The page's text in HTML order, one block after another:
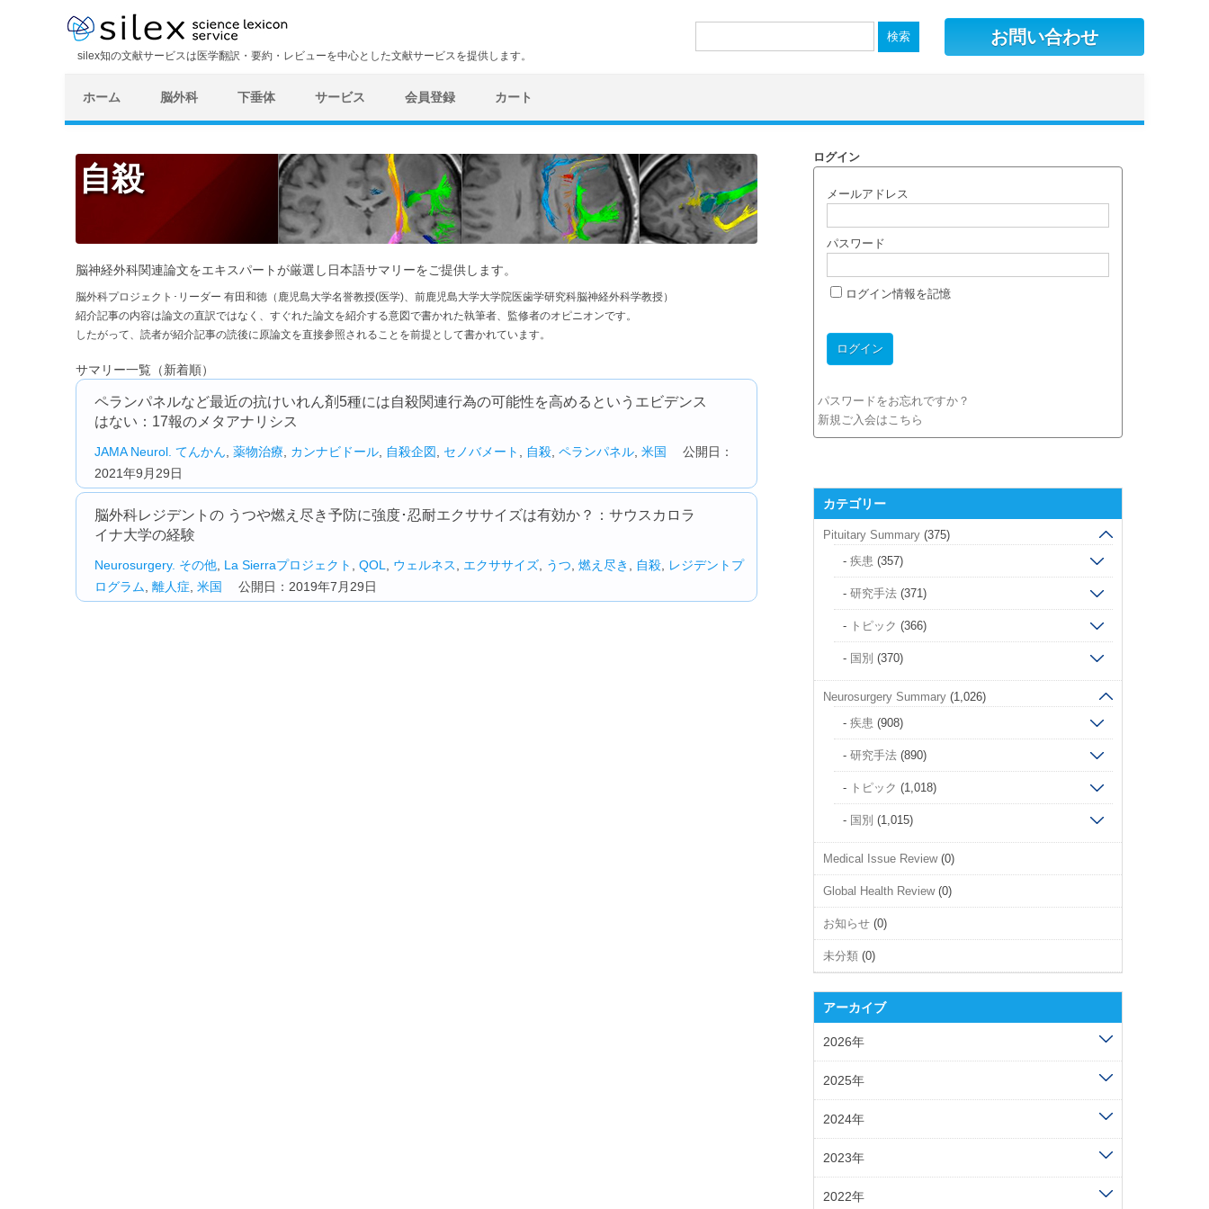
silex知の文献サービスは医学翻訳・要約・レビューを中心とした文献サービスを提供します。
検
お問い合わせ
ホーム 脳外科 下垂体 サービス 会員登録 カート
自殺
脳神経外科関連論文をエキスパートが厳選し日本語サマリーをご提供します。
脳外科プロジェクト･リーダー 有田和徳（鹿児島大学名誉教授(医学)、前鹿児島大学大学院医歯学研究科脳神経外科学教授）
紹介記事の内容は論文の直訳ではなく、すぐれた論文を紹介する意図で書かれた執筆者、監修者のオピニオンです。
したがって、読者が紹介記事の読後に原論文を直接参照されることを前提として書かれています。
サマリー一覧（新着順）
ペランパネルなど最近の抗けいれん剤5種には自殺関連行為の可能性を高めるというエビデンス
はない：17報のメタアナリシス
JAMA Neurol. てんかん 薬物治療 カンナビドール 自殺企図 セノバメート 自殺 ペランパネル 米国
公開日：
2021年9月29日
脳外科レジデントの うつや燃え尽き予防に強度･忍耐エクササイズは有効か？：サウスカロラ
イナ大学の経験
Neurosurgery. その他 La Sierraプロジェクト QOL ウェルネス エクササイズ うつ 燃え尽き 自殺
レジデントプ
ログラム 離人症 米国 公開日：2019年7月29日
ログイン
メールアドレス
パスワード
ログイン情報を記憶
パスワードをお忘れですか？
新規ご入会はこちら
カテゴリー
Pituitary Summary(375)
疾患 (357)
研究手法(371)
トピック (366)
国別 (370)
Neurosurgery Summary(1,026)
疾患 (908)
研究手法(890)
トピック (1,018)
国別 (1,015)
Medical Issue Review(0)
Global Health Review(0)
お知らせ(0)
未分類(0)
アーカイブ
2026年
2025年
2024年
2023年
2022年